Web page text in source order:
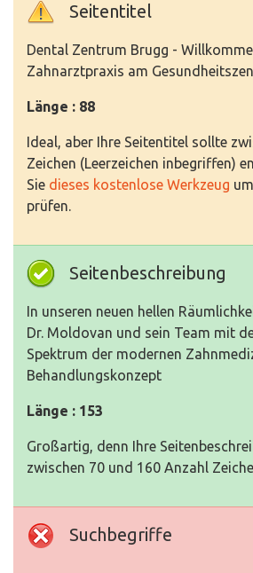
Seitentitel
Dental Zentrum Brugg -
Zahnarztpraxis am
Länge : 88
Ideal, aber Ihre Seitentitel sollte
Zeichen (Leerzeichen inbegriffen)
Sie dieses kostenlose Werkzeug
prüfen.
Seitenbeschreibung
In unseren neuen hellen
Dr. Moldovan und sein Team mit
Spektrum der modernen
Behandlungskonzept
Länge : 153
Großartig, denn Ihre
zwischen 70 und 160 Anzahl
Suchbegriffe